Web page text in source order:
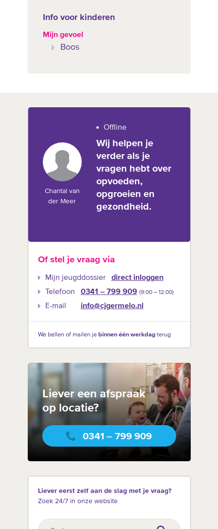
Info voor kinderen
Mijn gevoel
Boos
Chantal van
der Meer
Offline
Wij helpen je
verder als je
vragen hebt over
opvoeden,
opgroeien en
gezondheid.
Of stel je vraag via
Mijn jeugddossier
direct inloggen
Telefoon
0341 – 799 909 (9:00 –‍ 12:00)
E-mail info@cjgermelo.nl
We bellen of mailen je binnen één werkdagterug
Liever een afspraak
op locatie?
0341 – 799 909
Liever eerst zelf aan de slag met je vraag?
Zoek 24/7 in onze website